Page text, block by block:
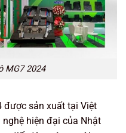
MG7 2024
được sản xuất tại Việt
hiện đại của Nhật